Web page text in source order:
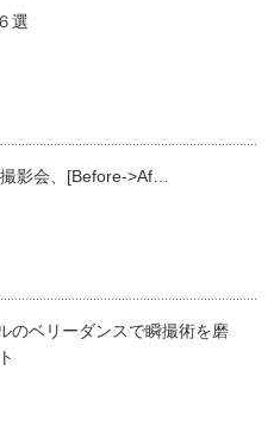
選
影会、[Before->Af…
のベリーダンスで瞬撮術を磨